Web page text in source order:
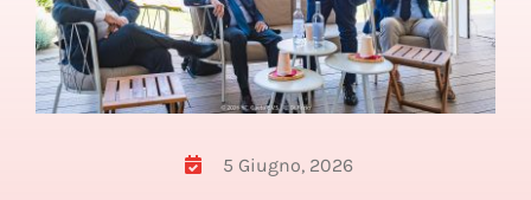
5 Giugno, 2026